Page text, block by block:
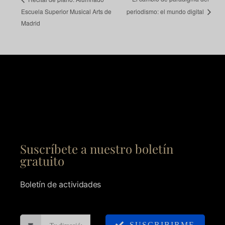
Escuela Superior Musical Arts de
Madrid
periodismo: el mundo digital
Suscríbete a nuestro boletín
gratuito
Boletín de actividades